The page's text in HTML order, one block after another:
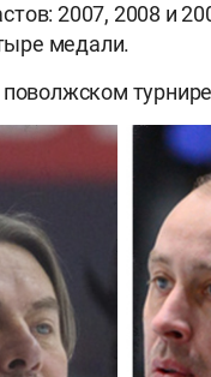
2007, 2008 и
медали.